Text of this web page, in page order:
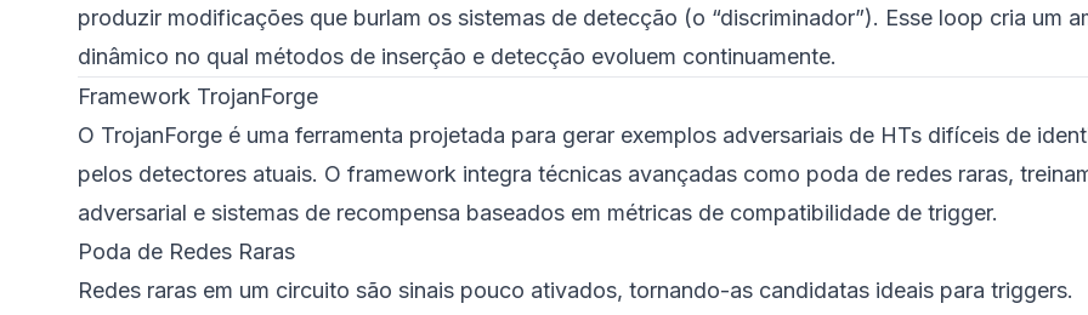
produzir modificações que burlam os sistemas de detecção (o “discriminador”). Esse loop cria um
dinâmico no qual métodos de inserção e detecção evoluem continuamente.
Framework TrojanForge
O TrojanForge é uma ferramenta projetada para gerar exemplos adversariais de HTs difíceis de
pelos detectores atuais. O framework integra técnicas avançadas como poda de redes raras,
adversarial e sistemas de recompensa baseados em métricas de compatibilidade de trigger.
Poda de Redes Raras
Redes raras em um circuito são sinais pouco ativados, tornando-as candidatas ideais para triggers.